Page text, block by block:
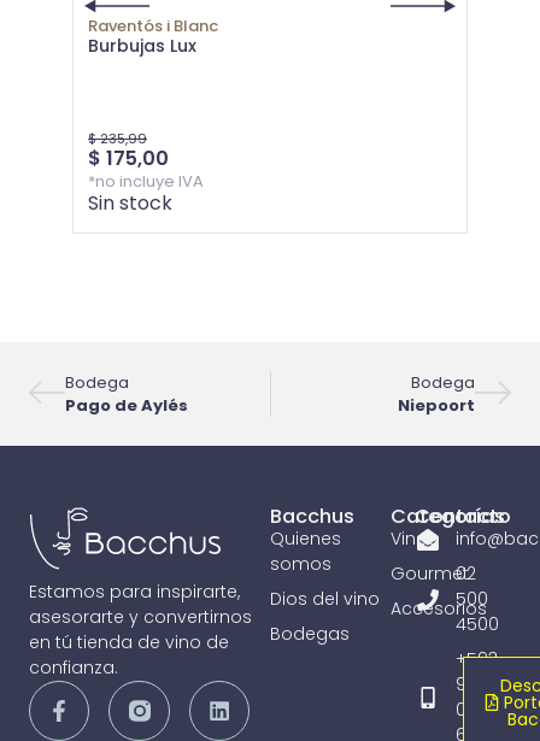
Raventós i Blanc
Burbujas Lux
$235,99
$ 175,00
*no incluye IVA
Sin stock
Bodega
Pago de Aylés
Bodega
Niepoort
Estamos para inspirarte,
asesorarte y convertirnos
en tú tienda de vino de
confianza.
Bacchus
Quienes
somos
Dios del vino
Bodegas
Categorías
Vinos
Gourmet
Accesorios
Contacto
02
500
4500
+593
98
065
6836